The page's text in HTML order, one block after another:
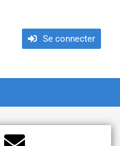
Se connecter